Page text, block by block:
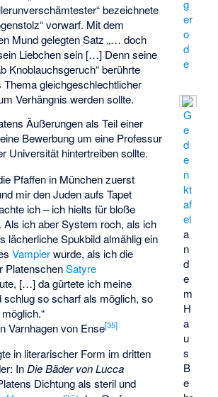
g
er
o
d
e
G
e
d
e
n
kt
af
el
a
n
d
e
m
H
a
u
s
B
e
bezeichnete
vorwarf. Mit dem
Mund gelegten Satz „… doch
Liebchen sein […] Denn seine
Knoblauchsgeruch“ berührte
Thema gleichgeschlechtlicher
Verhängnis werden sollte.
Äußerungen als Teil einer
Bewerbung um eine Professur
Universität hintertreiben sollte.
Pfaffen in München zuerst
mir den Juden aufs Tapet
ich – ich hielts für bloße
Als ich aber System roch, als ich
lächerliche Spukbild almählig ein
Vampierwurde, als ich die
PlatenschenSatyre
[…] da gürtete ich meine
schlug so scharf als möglich, so
Varnhagen von Ense[35]
in literarischer Form im dritten
InDie Bäder von Lucca
Dichtung als steril und